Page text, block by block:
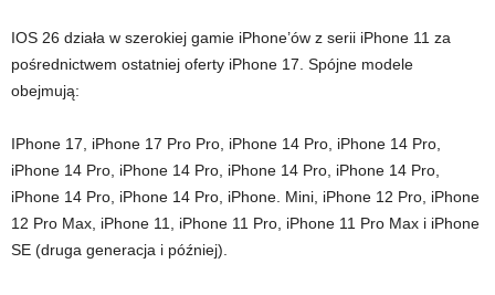
IOS 26 działa w szerokiej gamie iPhone’ów z serii iPhone 11 za
pośrednictwem ostatniej oferty iPhone 17. Spójne modele
obejmują:
IPhone 17, iPhone 17 Pro Pro, iPhone 14 Pro, iPhone 14 Pro,
iPhone 14 Pro, iPhone 14 Pro, iPhone 14 Pro, iPhone 14 Pro,
iPhone 14 Pro, iPhone 14 Pro, iPhone. Mini, iPhone 12 Pro, iPhone
12 Pro Max, iPhone 11, iPhone 11 Pro, iPhone 11 Pro Max i iPhone
SE (druga generacja i później).